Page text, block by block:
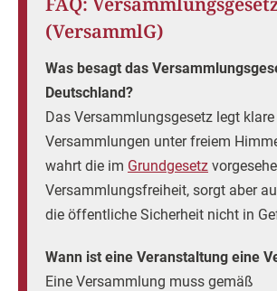
(VersammlG)
Was besagt das
Deutschland?
Das Versammlungsgesetz legt
Versammlungen unter freiem
wahrt die im Grundgesetz
Versammlungsfreiheit, sorgt aber
die öffentliche Sicherheit nicht in
Wann ist eine Veranstaltung eine
Eine Versammlung muss gemäß